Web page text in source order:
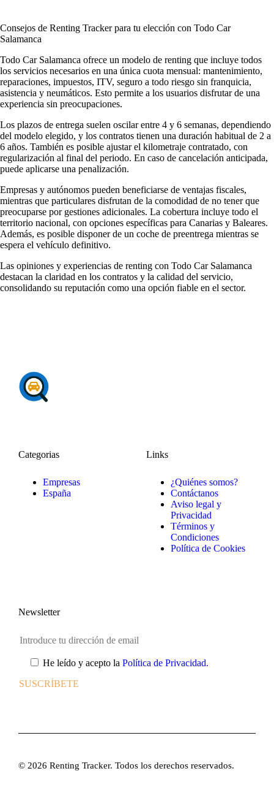
Consejos de Renting Tracker para tu elección con Todo Car
Salamanca
Todo Car Salamanca ofrece un modelo de renting que incluye todos
los servicios necesarios en una única cuota mensual: mantenimiento,
reparaciones, impuestos, ITV, seguro a todo riesgo sin franquicia,
asistencia y neumáticos. Esto permite a los usuarios disfrutar de una
experiencia sin preocupaciones.
Los plazos de entrega suelen oscilar entre 4 y 6 semanas, dependiendo
del modelo elegido, y los contratos tienen una duración habitual de 2 a
6 años. También es posible ajustar el kilometraje contratado, con
regularización al final del periodo. En caso de cancelación anticipada,
puede aplicarse una penalización.
Empresas y autónomos pueden beneficiarse de ventajas fiscales,
mientras que particulares disfrutan de la comodidad de no tener que
preocuparse por gestiones adicionales. La cobertura incluye todo el
territorio nacional, con opciones específicas para Canarias y Baleares.
Además, es posible disponer de un coche de preentrega mientras se
espera el vehículo definitivo.
Las opiniones y experiencias de renting con Todo Car Salamanca
destacan la claridad en los contratos y la calidad del servicio,
consolidando su reputación como una opción fiable en el sector.
Categorias
Empresas
España
Links
¿Quiénes somos?
Contáctanos
Aviso legal y
Privacidad
Términos y
Condiciones
Política de Cookies
Newsletter
He leído y acepto la Política de Privacidad.
© 2026 Renting Tracker. Todos los derechos reservados.